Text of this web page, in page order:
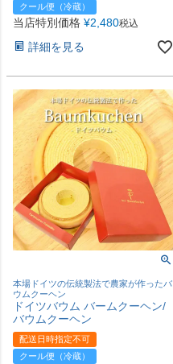
クール便（冷蔵）
当店特別価格 ¥2,480税込
詳細を見る
本場ドイツの伝統製法で農家が作ったバ
ウムクーヘン
ドイツバウム バームクーヘン/
バウムクーヘン
配送日時指定不可
クール便（冷蔵）